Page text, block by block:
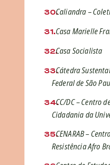
Caliandra –
Casa Marielle
Casa Socialista
Cátedra
Federal de São
CC/DC – Centro
Cidadania da
CENARAB –
Resistência Afro